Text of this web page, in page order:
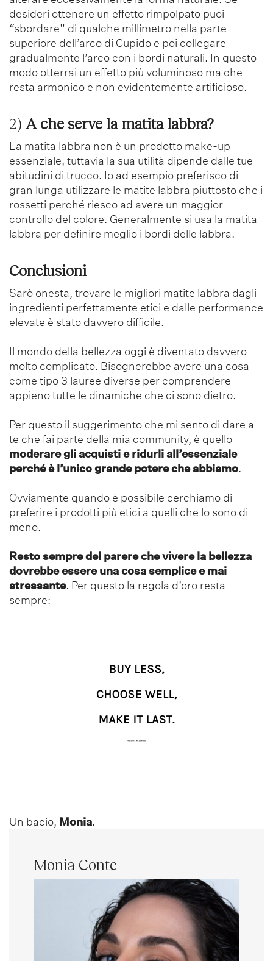
desideri ottenere un effetto rimpolpato puoi
“sbordare” di qualche millimetro nella parte
superiore dell’arco di Cupido e poi collegare
gradualmente l’arco con i bordi naturali. In questo
modo otterrai un effetto più voluminoso ma che
resta armonico e non evidentemente artificioso.
2) A che serve la matita labbra?
La matita labbra non è un prodotto make-up
essenziale, tuttavia la sua utilità dipende dalle tue
abitudini di trucco. Io ad esempio preferisco di
gran lunga utilizzare le matite labbra piuttosto che i
rossetti perché riesco ad avere un maggior
controllo del colore. Generalmente si usa la matita
labbra per definire meglio i bordi delle labbra.
Conclusioni
Sarò onesta, trovare le migliori matite labbra dagli
ingredienti perfettamente etici e dalle performance
elevate è stato davvero difficile.
Il mondo della bellezza oggi è diventato davvero
molto complicato. Bisognerebbe avere una cosa
come tipo 3 lauree diverse per comprendere
appieno tutte le dinamiche che ci sono dietro.
Per questo il suggerimento che mi sento di dare a
te che fai parte della mia community, è quello
moderare gli acquisti e ridurli all’essenziale
perché è l’unico grande potere che abbiamo.
Ovviamente quando è possibile cerchiamo di
preferire i prodotti più etici a quelli che lo sono di
meno.
Resto sempre del parere che vivere la bellezza
dovrebbe essere una cosa semplice e mai
stressante. Per questo la regola d’oro resta
sempre:
Un bacio, Monia.
Monia Conte